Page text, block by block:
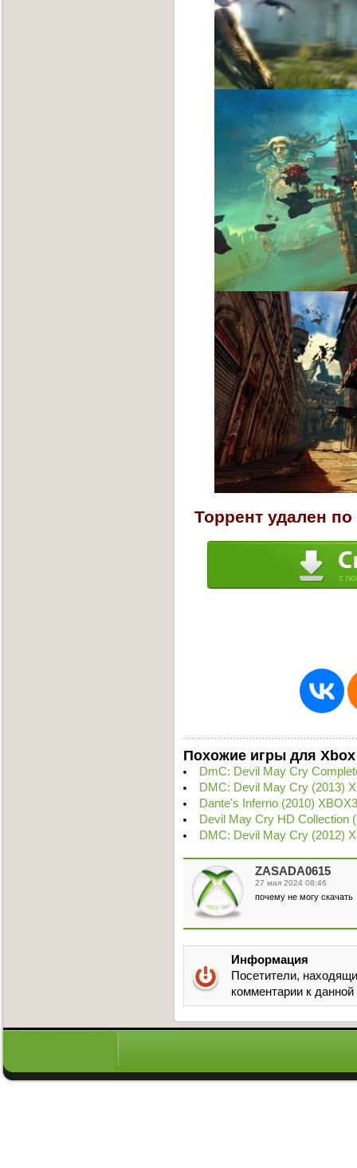
Торрент удален
Похожие игры для Xbox
DmC: Devil May Cry
DMC: Devil May Cry (2013)
Dante's Inferno (2010)
Devil May Cry HD Collection
DMC: Devil May Cry (2012)
ZASADA0615
27 мая 2024 08:46
почему не могу скачать
Информация
Посетители,
комментарии к